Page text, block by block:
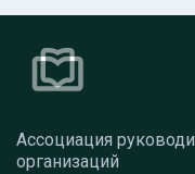
Ассоциация
организаций